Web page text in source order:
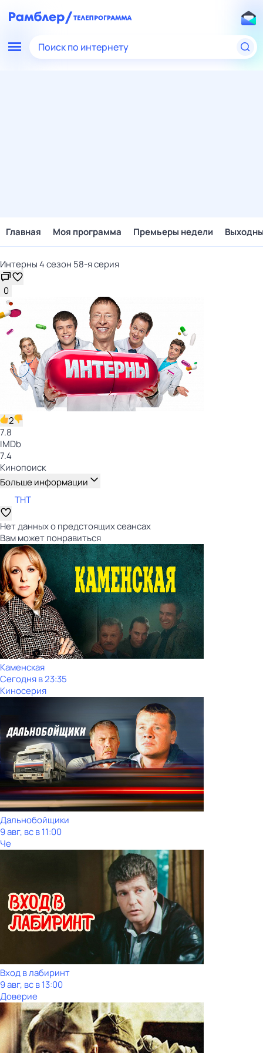
Поиск по интернету
Главная Моя программа Премьеры недели
Интерны 4 сезон 58-я серия
0
2
7.8
IMDb
7.4
Кинопоиск
Больше информации
ТНТ
Нет данных о предстоящих сеансах
Вам может понравиться
Каменская
Сегодня в 23:35
Киносерия
Дальнобойщики
9 авг, вс в 11:00
Че
Вход в лабиринт
9 авг, вс в 13:00
Доверие